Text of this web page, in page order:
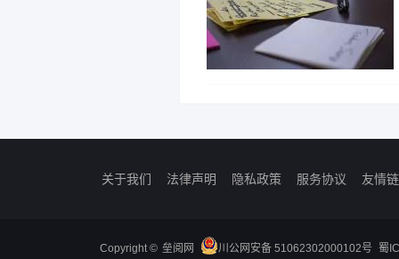
关于我们 法律声明 隐私政策 服务协议 友情
Copyright © 垒阅网 川公网安备 51062302000102号 蜀